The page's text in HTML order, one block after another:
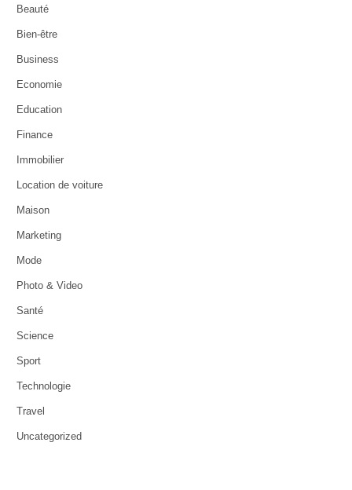
Beauté
Bien-être
Business
Economie
Education
Finance
Immobilier
Location de voiture
Maison
Marketing
Mode
Photo & Video
Santé
Science
Sport
Technologie
Travel
Uncategorized